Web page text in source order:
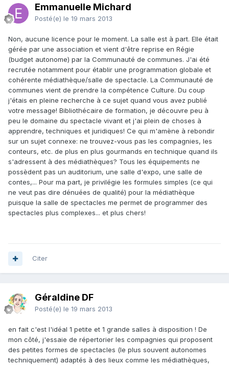
Emmanuelle Michard
Posté(e) le 19 mars 2013
Non, aucune licence pour le moment. La salle est à part. Elle était
gérée par une association et vient d'être reprise en Régie
(budget autonome) par la Communauté de communes. J'ai été
recrutée notamment pour établir une programmation globale et
cohérente médiathèque/salle de spectacle. La Communauté de
communes vient de prendre la compétence Culture. Du coup
j'étais en pleine recherche à ce sujet quand vous avez publié
votre message! Bibliothécaire de formation, je découvre peu à
peu le domaine du spectacle vivant et j'ai plein de choses à
apprendre, techniques et juridiques! Ce qui m'amène à rebondir
sur un sujet connexe: ne trouvez-vous pas les compagnies, les
conteurs, etc. de plus en plus gourmands en technique quand ils
s'adressent à des médiathèques? Tous les équipements ne
possèdent pas un auditorium, une salle d'expo, une salle de
contes,... Pour ma part, je privilégie les formules simples (ce qui
ne veut pas dire dénuées de qualité) pour la médiathèque
puisque la salle de spectacles me permet de programmer des
spectacles plus complexes... et plus chers!
Citer
Géraldine DF
Posté(e) le 19 mars 2013
en fait c'est l'idéal 1 petite et 1 grande salles à disposition ! De
mon côté, j'essaie de répertorier les compagnies qui proposent
des petites formes de spectacles (le plus souvent autonomes
techniquement) adaptés à des lieux comme les médiathèques,